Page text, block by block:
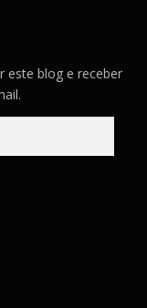
este blog e receber